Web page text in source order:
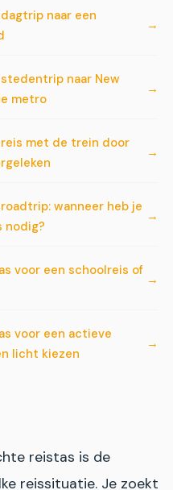
naar een
naar New
metro
met de trein door
wanneer heb je
nodig?
voor een schoolreis of
voor een actieve
licht kiezen
reistas is de
reissituatie. Je zoekt